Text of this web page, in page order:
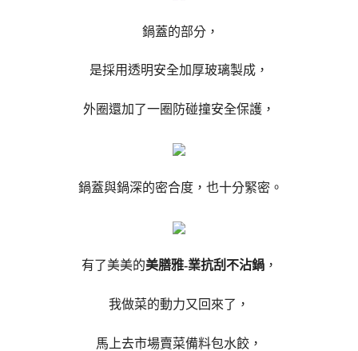
鍋蓋的部分，
是採用透明安全加厚玻璃製成，
外圈還加了一圈防碰撞安全保護，
鍋蓋與鍋深的密合度，也十分緊密。
有了美美的美膳雅-業抗刮不沾鍋，
我做菜的動力又回來了，
馬上去市場賣菜備料包水餃，